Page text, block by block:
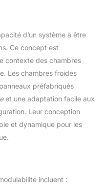
d’un système à être
Ce concept est
contexte des chambres
Les chambres froides
préfabriqués
et une adaptation facile aux
Leur conception
et dynamique pour les
incluent :